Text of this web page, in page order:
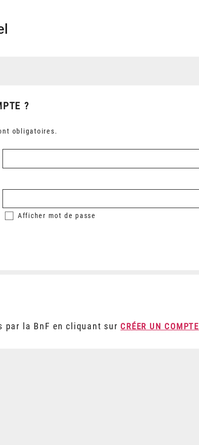
?
obligatoires.
Afficher mot de passe
par la BnF en cliquant sur CRÉER UN COMPTE